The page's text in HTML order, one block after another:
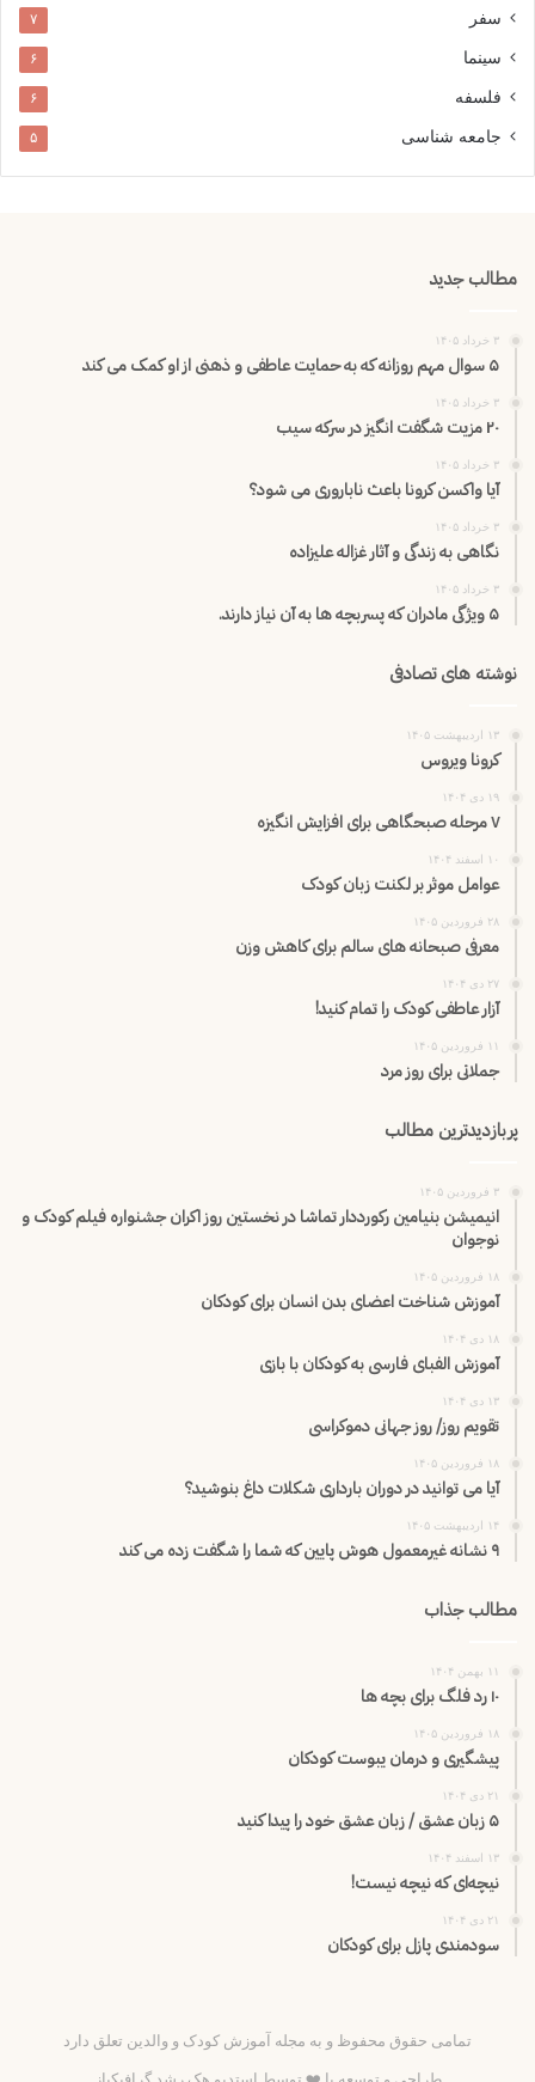
سفر ۷
سینما ۶
فلسفه ۶
جامعه شناسی ۵
مطالب جدید
۳ خرداد ۱۴۰۵
۵ سوال مهم روزانه که به حمایت عاطفی و ذهنی از او کمک می کند
۳ خرداد ۱۴۰۵
۲۰ مزیت شگفت انگیز در سرکه سیب
۳ خرداد ۱۴۰۵
آیا واکسن کرونا باعث ناباروری می شود؟
۳ خرداد ۱۴۰۵
نگاهی به زندگی و آثار غزاله علیزاده
۳ خرداد ۱۴۰۵
۵ ویژگی مادران که پسربچه ها به آن نیاز دارند.
نوشته های تصادفی
۱۳ اردیبهشت ۱۴۰۵
کرونا ویروس
۱۹ دی ۱۴۰۴
۷ مرحله صبحگاهی برای افزایش انگیزه
۱۰ اسفند ۱۴۰۴
عوامل موثر بر لکنت زبان کودک
۲۸ فروردین ۱۴۰۵
معرفی صبحانه های سالم برای کاهش وزن
۲۷ دی ۱۴۰۴
آزار عاطفی کودک را تمام کنید!
۱۱ فروردین ۱۴۰۵
جملاتی برای روز مرد
پربازدیدترین مطالب
۳ فروردین ۱۴۰۵
انیمیشن بنیامین رکورددار تماشا در نخستین روز اکران‌ جشنواره فیلم کودک و
نوجوان
۱۸ فروردین ۱۴۰۵
آموزش شناخت اعضای بدن انسان برای کودکان
۱۸ دی ۱۴۰۴
آموزش الفبای فارسی به کودکان با بازی
۱۳ دی ۱۴۰۴
تقویم روز/ روز جهانی دموکراسی
۱۸ فروردین ۱۴۰۵
آیا می توانید در دوران بارداری شکلات داغ بنوشید؟
۱۴ اردیبهشت ۱۴۰۵
۹ نشانه غیرمعمول هوش پایین که شما را شگفت زده می کند
مطالب جذاب
۱۱ بهمن ۱۴۰۴
۱۰ رد فلگ برای بچه ها
۱۸ فروردین ۱۴۰۵
پیشگیری و درمان یبوست کودکان
۲۱ دی ۱۴۰۴
۵ زبان عشق / زبان عشق خود را پیدا کنید
۱۳ اسفند ۱۴۰۴
نیچه‌ای که نیچه نیست!
۲۱ دی ۱۴۰۴
سودمندی پازل برای کودکان
تمامی حقوق محفوظ و به مجله آموزش کودک و والدین تعلق دارد